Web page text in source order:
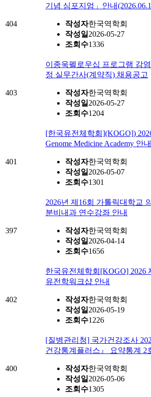
404
기념 심포지엄」안내
작성자한국역학회
작성일 2026-05-27
조회수1336
403
이종욱펠로우십 프로그램 감
정 실무간사(계약직) 채용공고
작성자한국역학회
작성일 2026-05-27
조회수1204
401
[한국유전체학회](KOGO])
Genome Medicine Academy 안내
작성자한국역학회
작성일 2026-05-07
조회수1301
397
2026년 제16회 가톨릭대학교
분비내과 연수강좌 안내
작성자한국역학회
작성일 2026-04-14
조회수1656
402
한국유전체학회[KOGO] 2026
유전학워크샵 안내
작성자한국역학회
작성일 2026-05-19
조회수1226
400
[질병관리청] 국가건강조사
건강통계플러스』 요약통계 2
작성자한국역학회
작성일 2026-05-06
조회수1305